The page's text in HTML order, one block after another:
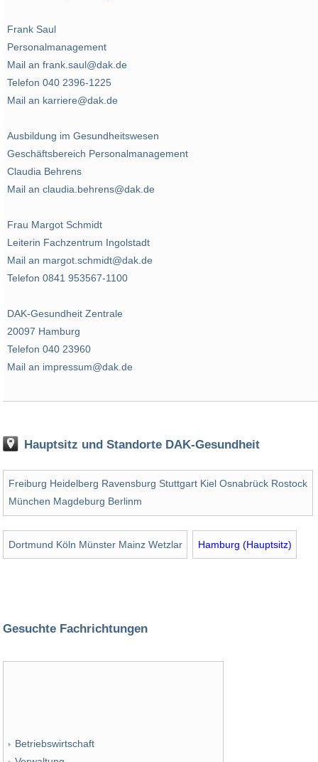
Frank Saul
Personalmanagement
Mail an frank.saul@dak.de
Telefon 040 2396-1225
Mail an karriere@dak.de
Ausbildung im Gesundheitswesen
Geschäftsbereich Personalmanagement
Claudia Behrens
Mail an claudia.behrens@dak.de
Frau Margot Schmidt
Leiterin Fachzentrum Ingolstadt
Mail an margot.schmidt@dak.de
Telefon 0841 953567-1100
DAK-Gesundheit Zentrale
20097 Hamburg
Telefon 040 23960
Mail an impressum@dak.de
Hauptsitz und Standorte DAK-Gesundheit
Freiburg Heidelberg Ravensburg Stuttgart Kiel Osnabrück Rostock
München Magdeburg Berlinm
Dortmund Köln Münster Mainz Wetzlar Hamburg (Hauptsitz)
Gesuchte Fachrichtungen
Betriebswirtschaft